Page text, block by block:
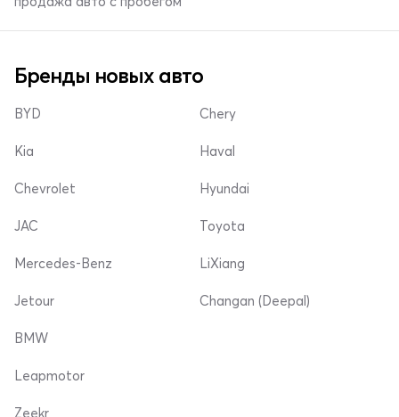
Бренды новых авто
BYD
Kia
Chevrolet
Chery
Haval
Hyundai
JAC
Mercedes-Benz
Jetour
Toyota
LiXiang
Changan (Deepal)
BMW
Leapmotor
Zeekr